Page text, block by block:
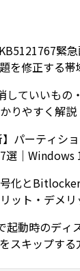
緊
を修正する帯
していいもの
りやすく解説
】パーティシ
選｜Windows
化と
ット・デメ
起動時のディ
をスキップす